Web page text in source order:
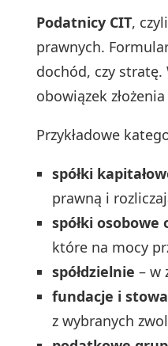
Podatnicy CIT,
prawnych.
dochód, czy
obowiązek
Przykładowe
spółki
prawną i
spółki osobowe
które na mocy
spółdzielnie – w
fundacje i
z wybranych